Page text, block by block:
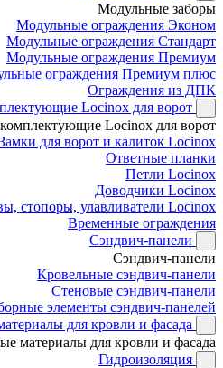
Модульные заборы
Модульные ограждения Эконом
Модульные ограждения Стандарт
Модульные ограждения Премиум
ограждения Премиум плюс
Ограждения из ДПК
Locinox для ворот
Locinox для ворот
для ворот и калиток Locinox
Ответные планки
Петли Locinox
Доводчики Locinox
стопоры, улавливатели Locinox
Временные ограждения
Сэндвич-панели
Сэндвич-панели
Кровельные сэндвич-панели
Стеновые сэндвич-панели
элементы сэндвич-панелей
для кровли и фасада
материалы для кровли и фасада
Гидроизоляция